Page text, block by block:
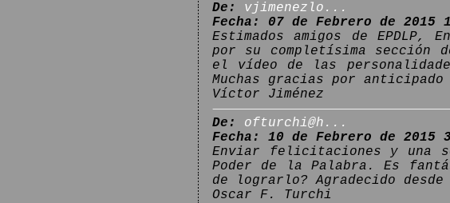
De:
vjimenezlo...
Fecha: 07 de Febrero de 2015
Estimados amigos de
por su completísima sección
el vídeo de las
Muchas gracias por
Víctor Jiménez
De:
ofturchi@h...
Fecha: 10 de Febrero de 2015
Enviar felicitaciones y una
Poder de la Palabra. Es
de lograrlo? Agradecido
Oscar F. Turchi